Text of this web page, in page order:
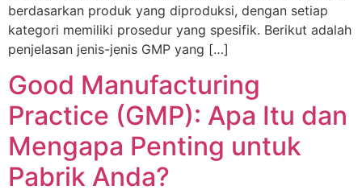
berdasarkan produk yang diproduksi, dengan setiap
kategori memiliki prosedur yang spesifik. Berikut adalah
penjelasan jenis-jenis GMP yang […]
Good Manufacturing
Practice (GMP): Apa Itu dan
Mengapa Penting untuk
Pabrik Anda?